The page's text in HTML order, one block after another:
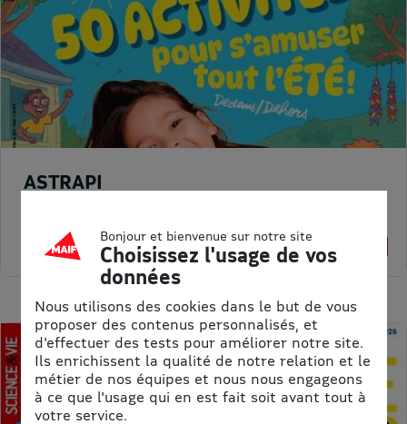
ASTRAPI
61,75 € Bonjour et bienvenue sur notre site
Choisissez l'usage de vos
données
Nous utilisons des cookies dans le but de vous
proposer des contenus personnalisés, et
d'effectuer des tests pour améliorer notre site.
Ils enrichissent la qualité de notre relation et le
métier de nos équipes et nous nous engageons
à ce que l'usage qui en est fait soit avant tout à
votre service.